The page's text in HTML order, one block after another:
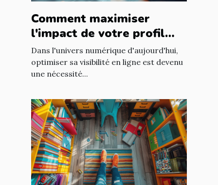
Comment maximiser
l'impact de votre profil
avec un gestionnaire de
liens multiple
Dans l'univers numérique d'aujourd'hui,
optimiser sa visibilité en ligne est devenu
une nécessité...